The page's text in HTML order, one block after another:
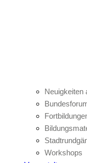
Neuigkeiten
Workshops